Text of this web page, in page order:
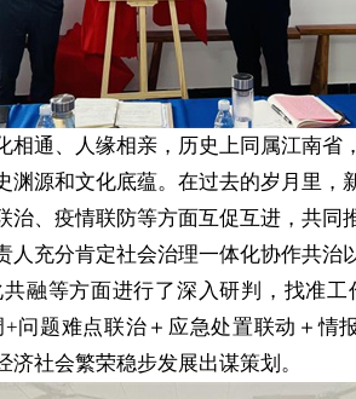
相通、人缘相亲，历史上同属江南省
渊源和文化底蕴。在过去的岁月里，
、疫情联防等方面互促互进，共同
人充分肯定社会治理一体化协作共治
融等方面进行了深入研判，找准
问题难点联治＋应急处置联动＋情
社会繁荣稳步发展出谋策划。